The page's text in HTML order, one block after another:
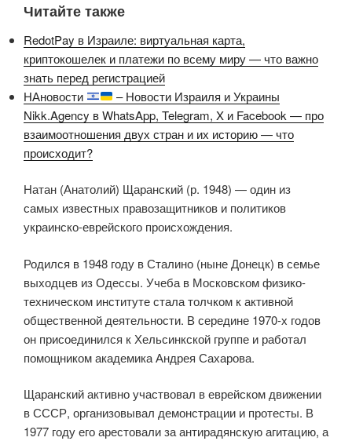
Читайте также
RedotPay в Израиле: виртуальная карта,
криптокошелек и платежи по всему миру — что важно
знать перед регистрацией
НАновости
– Новости Израиля и Украины
Nikk.Agency в WhatsApp, Telegram, X и Facebook — про
взаимоотношения двух стран и их историю — что
происходит?
Натан (Анатолий) Щаранский (р. 1948) — один из
самых известных правозащитников и политиков
украинско-еврейского происхождения.
Родился в 1948 году в Сталино (ныне Донецк) в семье
выходцев из Одессы. Учеба в Московском физико-
техническом институте стала толчком к активной
общественной деятельности. В середине 1970-х годов
он присоединился к Хельсинкской группе и работал
помощником академика Андрея Сахарова.
Щаранский активно участвовал в еврейском движении
в СССР, организовывал демонстрации и протесты. В
1977 году его арестовали за антирадянскую агитацию, а